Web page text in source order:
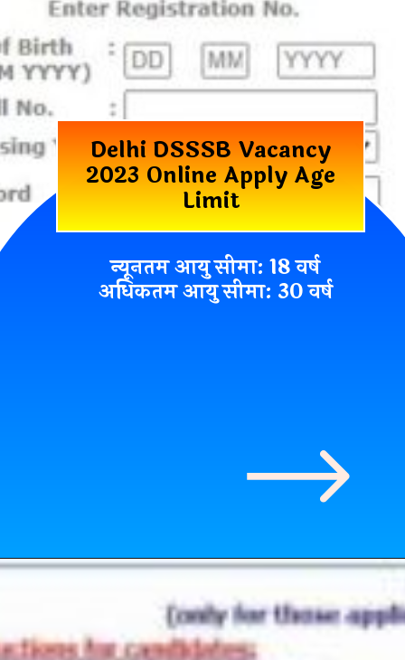
Delhi DSSSB Vacancy
2023 Online Apply Age
Limit
न्यूनतम आयु सीमा: 18 वर्ष
अधिकतम आयु सीमा: 30 वर्ष